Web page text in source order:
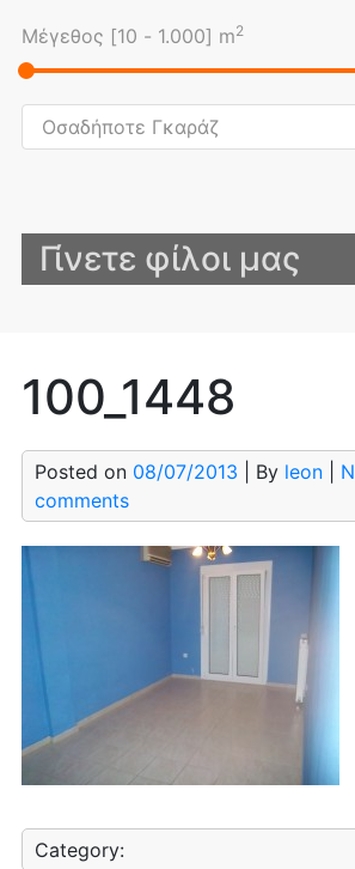
Μέγεθος [10 - 1.000] m2
Γίνετε φίλοι μας
100_1448
Posted on 08/07/2013 | By leon|
comments
Category: